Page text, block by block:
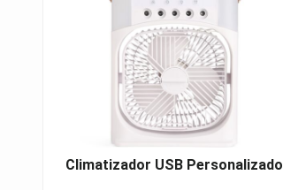
Climatizador USB Personalizado